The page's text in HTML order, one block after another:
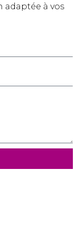
adaptée à vos